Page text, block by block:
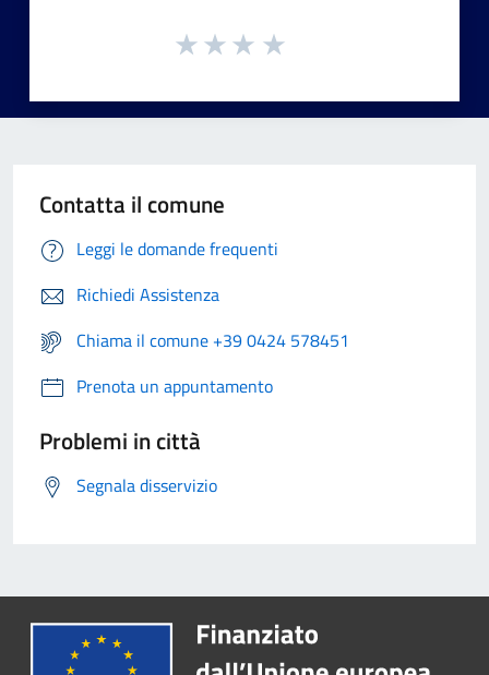
Contatta il comune
Leggi le domande frequenti
Richiedi Assistenza
Chiama il comune +39 0424 578451
Prenota un appuntamento
Problemi in città
Segnala disservizio